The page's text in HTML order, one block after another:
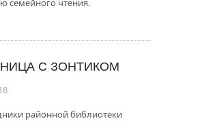
семейного чтения.
С ЗОНТИКОМ
районной библиотеки